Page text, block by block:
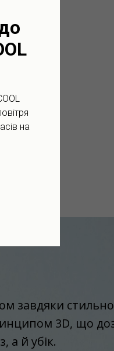
завдяки
3D, що
а й убік.
на